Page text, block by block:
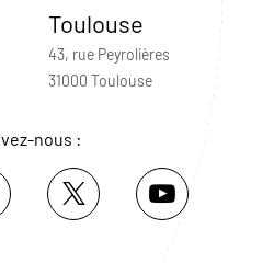
Toulouse
43, rue Peyrolières
31000 Toulouse
nous :